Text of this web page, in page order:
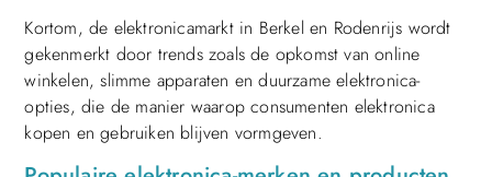
Kortom, de elektronicamarkt in Berkel en Rodenrijs wordt
gekenmerkt door trends zoals de opkomst van online
winkelen, slimme apparaten en duurzame elektronica-
opties, die de manier waarop consumenten elektronica
kopen en gebruiken blijven vormgeven.